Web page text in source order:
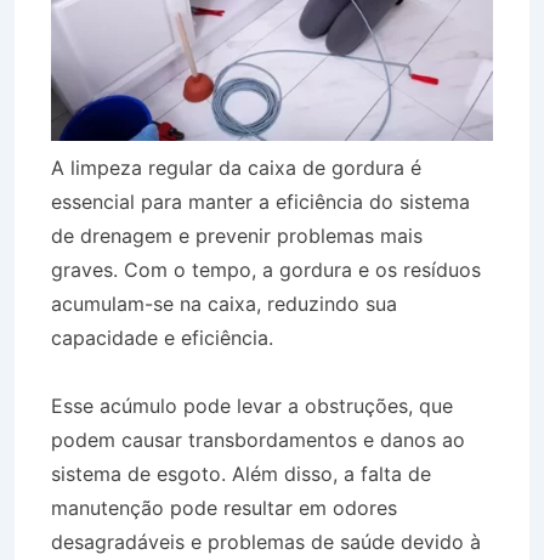
A limpeza regular da caixa de gordura é
essencial para manter a eficiência do sistema
de drenagem e prevenir problemas mais
graves. Com o tempo, a gordura e os resíduos
acumulam-se na caixa, reduzindo sua
capacidade e eficiência.
Esse acúmulo pode levar a obstruções, que
podem causar transbordamentos e danos ao
sistema de esgoto. Além disso, a falta de
manutenção pode resultar em odores
desagradáveis e problemas de saúde devido à